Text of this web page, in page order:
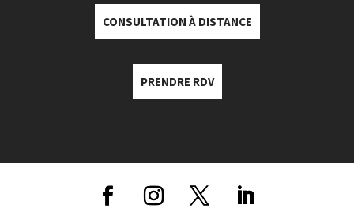
CONSULTATION À DISTANCE
PRENDRE RDV